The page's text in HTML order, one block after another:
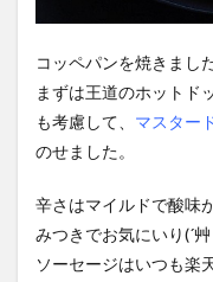
コッペパンを焼きました
まずは王道のホットド
も考慮して、 マスター
のせました。
辛さはマイルドで酸味
みつきでお気にいり(´
ソーセージはいつも楽